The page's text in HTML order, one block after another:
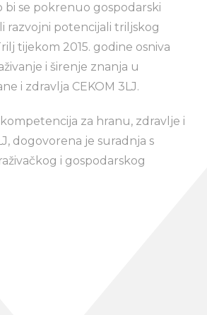
bi se pokrenuo gospodarski
razvojni potencijali triljskog
tijekom 2015. godine osniva
i širenje znanja u
i zdravlja CEKOM 3LJ.
za hranu, zdravlje i
dogovorena je suradnja s
i gospodarskog